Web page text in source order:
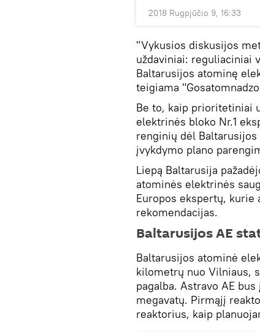
2018 Rugpjūčio 9, 16:33
"Vykusios diskusijos
uždaviniai: reguliaciniai
Baltarusijos atominę
teigiama
Be to, kaip prioritetiniai
elektrinės bloko Nr.1
renginių dėl
įvykdymo plano
Liepą Baltarusija
atominės elektrinės
Europos ekspertų,
rekomendacijas.
Baltarusijos AE
Baltarusijos atominė
kilometrų nuo Vilniaus,
pagalba. Astravo AE
megavatų. Pirmąjį
reaktorius, kaip